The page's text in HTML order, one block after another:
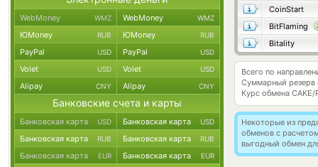
CoinStart
BitFlaming
Bitality
Всего по
Суммарный резерв
Курс обмена CAKE/
Некоторые из
обменов с
выгодный обмен
WebMoney WMZ WebMoney WMZ
ЮMoney RUB ЮMoney RUB
PayPal USD PayPal USD
Volet USD Volet USD
Alipay CNY Alipay CNY
Банковские счета и карты
Банковская карта USD Банковская карта USD
Банковская карта RUB Банковская карта RUB
Банковская карта EUR Банковская карта EUR